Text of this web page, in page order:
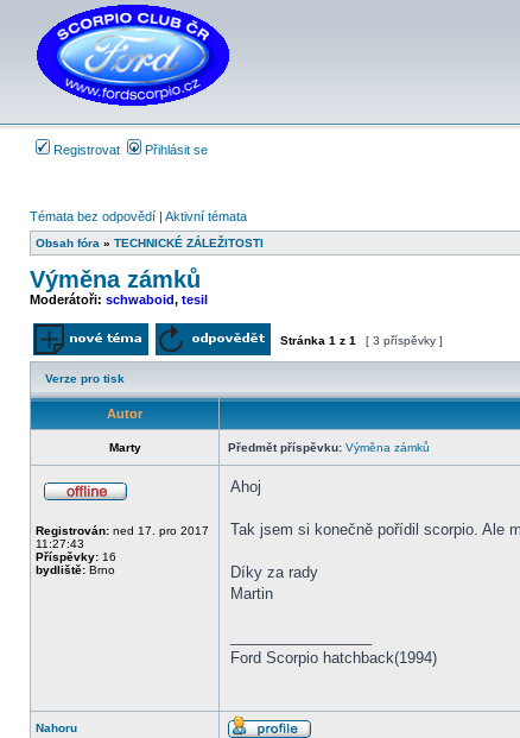
Registrovat Přihlásit se
Témata bez odpovědí | Aktivní témata
Obsah fóra » TECHNICKÉ ZÁLEŽITOSTI
Výměna zámků
Moderátoři: schwaboid, tesil
Odeslat nové téma Odpovědět na téma
Stránka 1 z 1 [ 3 příspěvky ]
Verze pro tisk
Autor
Marty Předmět příspěvku: Výměna zámků
Registrován: ned 17. pro 2017
11:27:43
Příspěvky: 16
bydliště: Brno
Ahoj
Tak jsem si konečně pořídil scorpio. Ale
Díky za rady
Martin
Ford Scorpio hatchback(1994)
Nahoru